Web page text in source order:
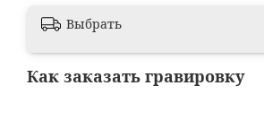
Выбрать
Как заказать гравировку